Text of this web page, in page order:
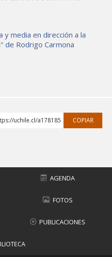
y media en dirección a la
de Rodrigo Carmona
uchile.cl/a178185 COPIAR
AGENDA
FOTOS
PUBLICACIONES